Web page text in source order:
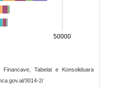
Financave, Tabelat e Konsoliduara
3014-2/